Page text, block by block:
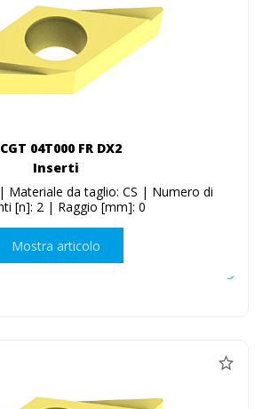
04T000 FR DX2
Inserti
Materiale da taglio: CS | Numero di
[n]: 2 | Raggio [mm]: 0
Mostra articolo